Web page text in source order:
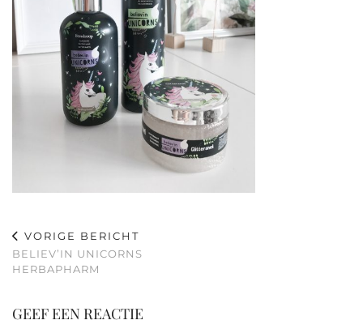
VORIGE BERICHT
BELIEV’IN UNICORNS
HERBAPHARM
GEEF EEN REACTIE